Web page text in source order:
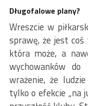
Długofalowe plany?
Wreszcie w
sprawę, że jest coś
która może, a
wychowanków do
wrażenie, że
tylko o efekcie „na